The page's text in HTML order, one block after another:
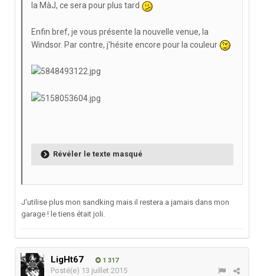
la MàJ, ce sera pour plus tard
Enfin bref, je vous présente la nouvelle venue, la
Windsor. Par contre, j'hésite encore pour la couleur
Révéler le texte masqué
J'utilise plus mon sandking mais il restera a jamais dans mon
garage ! le tiens était joli.
LigHt67 1 317
Posté(e) 13 juillet 2015